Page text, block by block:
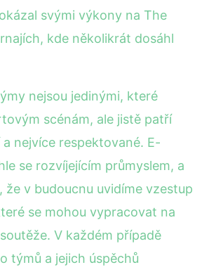
svými výkony na The
kde několikrát dosáhl
nejsou jedinými, které
scénám, ale jistě patří
nejvíce respektované. E-
se rozvíjejícím průmyslem, a
že v budoucnu uvidíme vzestup
se mohou vypracovat na
V každém případě
týmů a jejich úspěchů